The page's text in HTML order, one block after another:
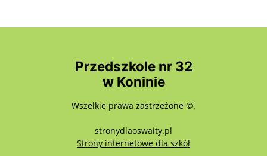
Przedszkole nr 32
w Koninie
Wszelkie prawa zastrzeżone ©.
stronydlaoswaity.pl
Strony internetowe dla szkółotwiera się w